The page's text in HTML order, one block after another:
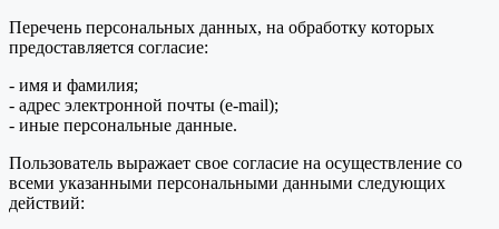
Перечень персональных данных, на обработку которых
предоставляется согласие:
- имя и фамилия;
- адрес электронной почты (e-mail);
- иные персональные данные.
Пользователь выражает свое согласие на осуществление со
всеми указанными персональными данными следующих
действий: